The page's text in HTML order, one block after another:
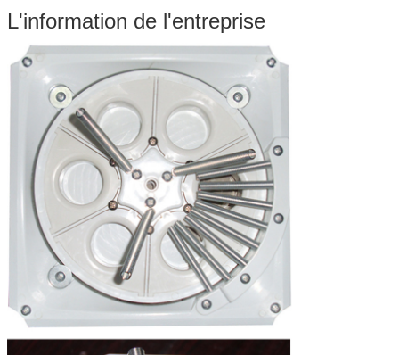
L'information de l'entreprise